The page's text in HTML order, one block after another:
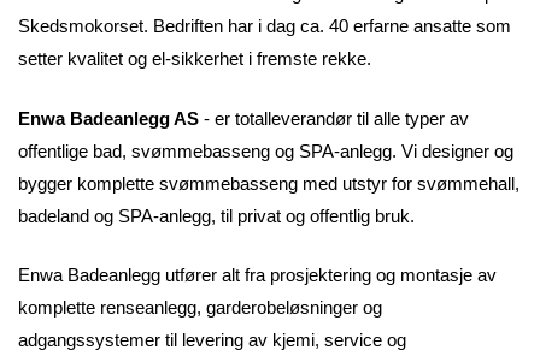
Skedsmokorset. Bedriften har i dag ca. 40 erfarne ansatte som
setter kvalitet og el-sikkerhet i fremste rekke.
Enwa Badeanlegg AS - er totalleverandør til alle typer av
offentlige bad, svømmebasseng og SPA-anlegg. Vi designer og
bygger komplette svømmebasseng med utstyr for svømmehall,
badeland og SPA-anlegg, til privat og offentlig bruk.
Enwa Badeanlegg utfører alt fra prosjektering og montasje av
komplette renseanlegg, garderobeløsninger og
adgangssystemer til levering av kjemi, service og